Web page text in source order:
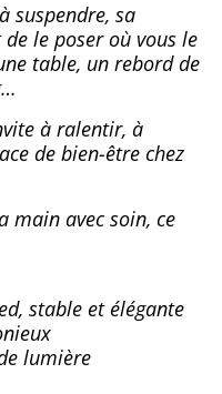
suspendre, sa
le poser où vous le
table, un rebord de
à ralentir, à
de bien-être chez
main avec soin, ce
stable et élégante
lumière